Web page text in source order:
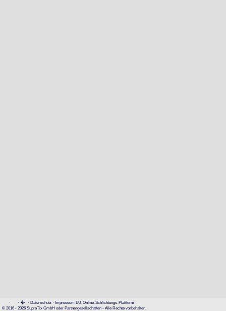
· · · Datenschutz · Impressum EU-Online-Schlichtungs-Plattform ·
© 2016 - 2026 SupraTix GmbH oder Partnergesellschaften - Alle Rechte vorbehalten.